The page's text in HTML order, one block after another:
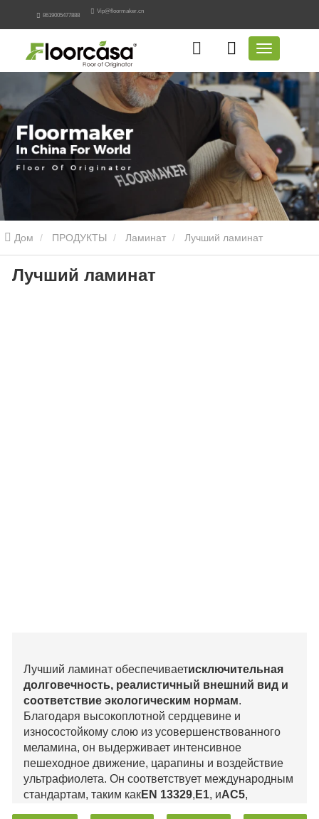
8619005477888
Vip@floormaker.cn
Дом ПРОДУКТЫ Ламинат Лучший ламинат
Лучший ламинат
Лучший ламинат обеспечиваетисключительная
долговечность, реалистичный внешний вид и
соответствие экологическим нормам.
Благодаря высокоплотной сердцевине и
износостойкому слою из усовершенствованного
меламина, он выдерживает интенсивное
пешеходное движение, царапины и воздействие
ультрафиолета. Он соответствует международным
стандартам, таким какEN 13329, Е1, иAC5,